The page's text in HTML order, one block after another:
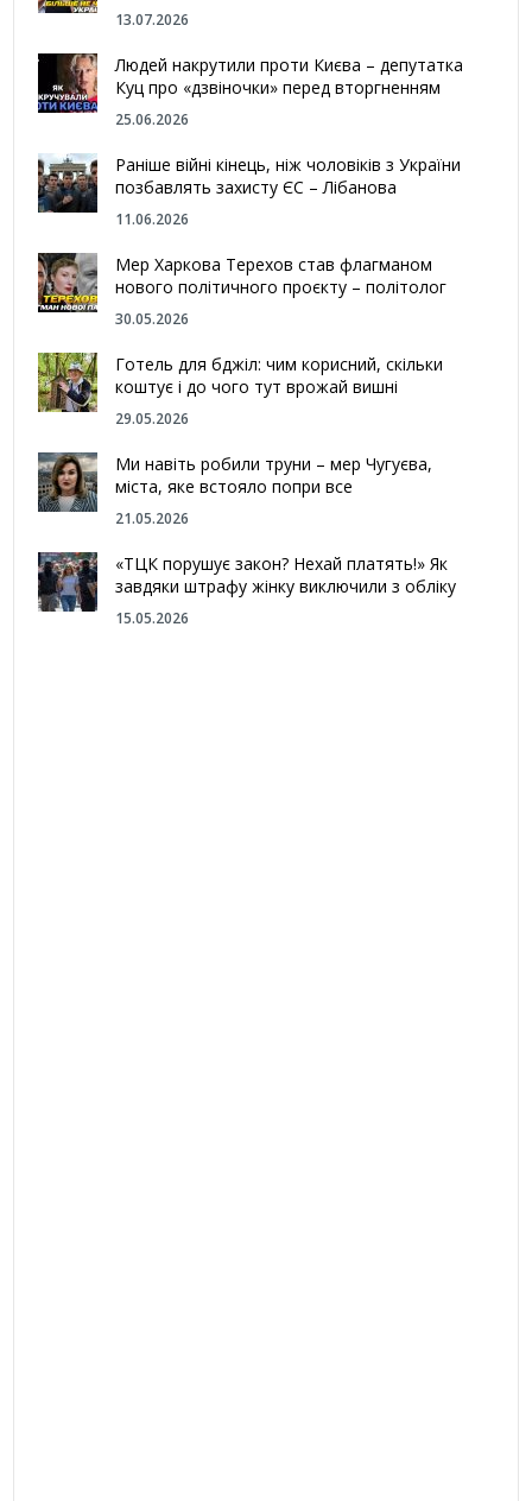
13.07.2026
Людей накрутили проти Києва – депутатка
Куц про «дзвіночки» перед вторгненням
25.06.2026
Раніше війні кінець, ніж чоловіків з України
позбавлять захисту ЄС – Лібанова
11.06.2026
Мер Харкова Терехов став флагманом
нового політичного проєкту – політолог
30.05.2026
Готель для бджіл: чим корисний, скільки
коштує і до чого тут врожай вишні
29.05.2026
Ми навіть робили труни – мер Чугуєва,
міста, яке встояло попри все
21.05.2026
«ТЦК порушує закон? Нехай платять!» Як
завдяки штрафу жінку виключили з обліку
15.05.2026